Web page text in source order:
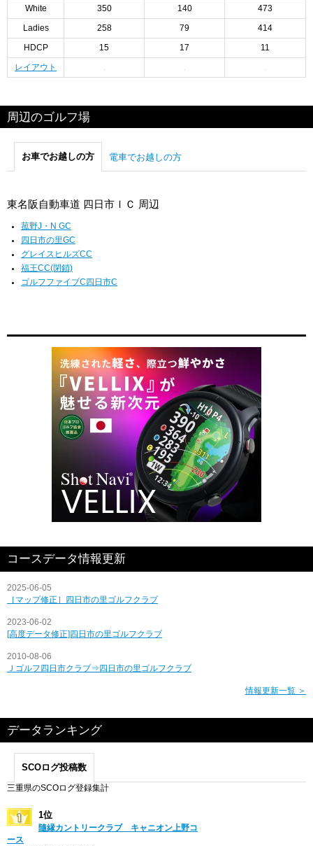
White 350 140 473
Ladies 258 79 414
HDCP 15 17 11
レイアウト
周辺のゴルフ場
お車でお越しの方 電車でお越しの方
東名阪自動車道 四日市ＩＣ 周辺
菰野J・N GC
四日市の里GC
グレイスヒルズCC
福王CC(閉鎖)
ゴルフファイブC四日市C
コースデータ情報更新
2025-06-05
［マップ修正］四日市の里ゴルフクラブ
2023-06-02
[高度データ修正]四日市の里ゴルフクラブ
2010-08-06
Ｊゴルフ四日市クラブ⇒四日市の里ゴルフクラブ
情報更新一覧 ＞
データランキング
SCOログ投稿数
三重県のSCOログ登録集計
1位
隨縁カントリークラブ キャニオン上野コ
ース